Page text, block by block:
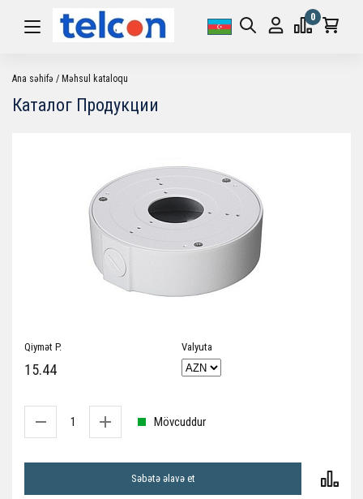
0
Ana səhifə Məhsul kataloqu
Каталог Продукции
Qiymət P.
15.44
Valyuta
Mövcuddur
Səbətə əlavə et